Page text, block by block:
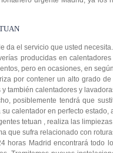
le da el servicio que usted necesita.
producidas en
pero en ocasiones, en
por contener un alto grado
también calentadores y
posiblemente tendrá que
su calentador en perfecto
tetuan , realiza las
que sufra relacionado con
horas Madrid encontrará todo